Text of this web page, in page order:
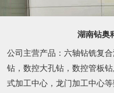
湖南钻奥
公司主营产品：六轴钻铣复
钻，数控大孔钻，数控管板
式加工中心，龙门加工中心